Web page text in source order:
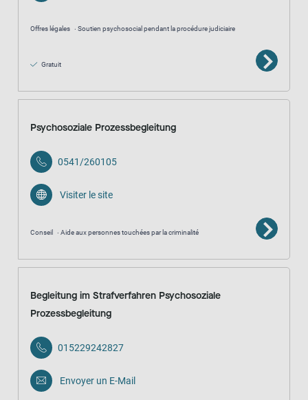
Offres légales Soutien psychosocial pendant la procédure judiciaire
Gratuit
Psychosoziale Prozessbegleitung
0541/260105
Visiter le site
Conseil Aide aux personnes touchées par la criminalité
Begleitung im Strafverfahren Psychosoziale
Prozessbegleitung
015229242827
Envoyer un E-Mail